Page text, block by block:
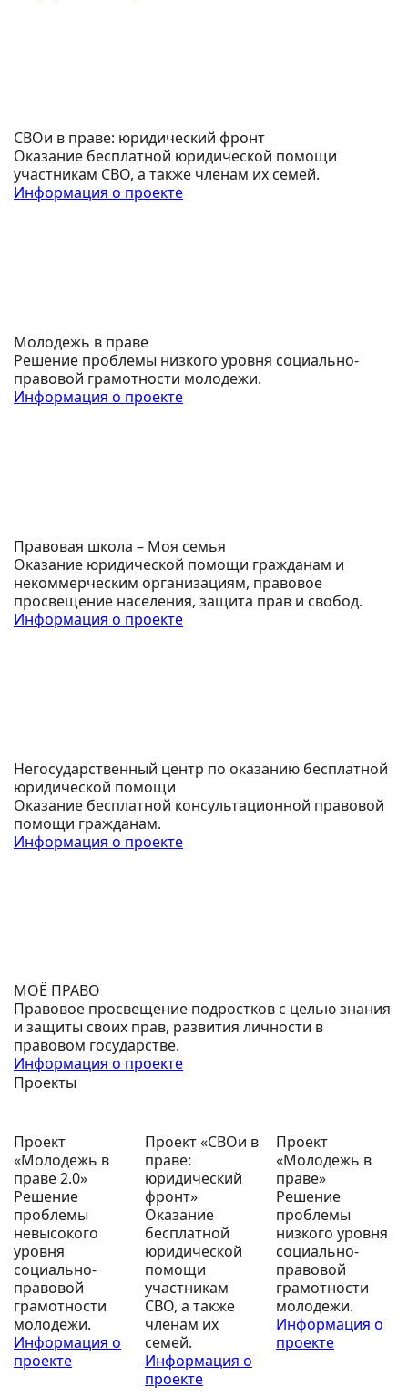
СВОи в праве: юридический фронт
Оказание бесплатной юридической помощи
участникам СВО, а также членам их семей.
Информация о проекте
Молодежь в праве
Решение проблемы низкого уровня социально-
правовой грамотности молодежи.
Информация о проекте
Правовая школа – Моя семья
Оказание юридической помощи гражданам и
некоммерческим организациям, правовое
просвещение населения, защита прав и свобод.
Информация о проекте
Негосударственный центр по оказанию бесплатной
юридической помощи
Оказание бесплатной консультационной правовой
помощи гражданам.
Информация о проекте
МОЁ ПРАВО
Правовое просвещение подростков с целью знания
и защиты своих прав, развития личности в
правовом государстве.
Информация о проекте
Проекты
Проект
«Молодежь в
праве 2.0»
Решение
проблемы
невысокого
уровня
социально-
правовой
грамотности
молодежи.
Информация о
проекте
Проект «СВОи в
праве:
юридический
фронт»
Оказание
бесплатной
юридической
помощи
участникам
СВО, а также
членам их
семей.
Информация о
проекте
Проект
«Молодежь в
праве»
Решение
проблемы
низкого уровня
социально-
правовой
грамотности
молодежи.
Информация о
проекте